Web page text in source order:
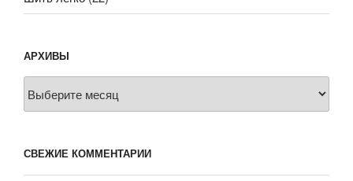
АРХИВЫ
Архивы
СВЕЖИЕ КОММЕНТАРИИ